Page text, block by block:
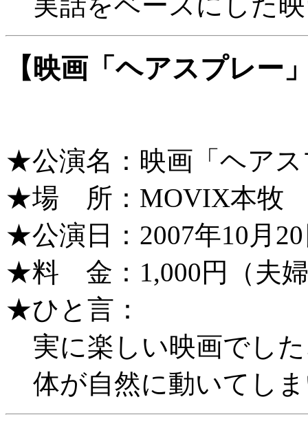
【映画「ヘアスプレー
★公演名：映画「ヘア
★場 所：MOVIX本牧
★公演日：2007年10月
★料 金：1,000円（夫
★ひと言：
実に楽しい映画でし
体が自然に動いてし